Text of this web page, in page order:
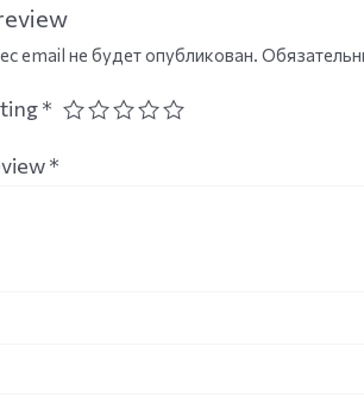
email не будет опубликован.
*
*